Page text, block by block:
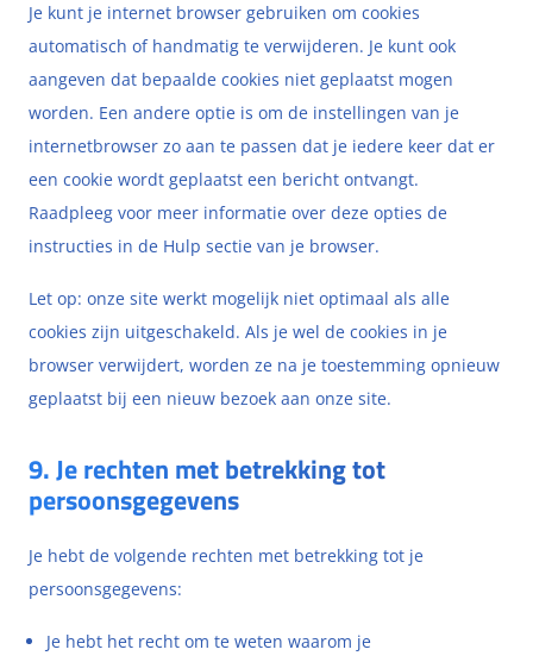
Je kunt je internet browser gebruiken om cookies
automatisch of handmatig te verwijderen. Je kunt ook
aangeven dat bepaalde cookies niet geplaatst mogen
worden. Een andere optie is om de instellingen van je
internetbrowser zo aan te passen dat je iedere keer dat er
een cookie wordt geplaatst een bericht ontvangt.
Raadpleeg voor meer informatie over deze opties de
instructies in de Hulp sectie van je browser.
Let op: onze site werkt mogelijk niet optimaal als alle
cookies zijn uitgeschakeld. Als je wel de cookies in je
browser verwijdert, worden ze na je toestemming opnieuw
geplaatst bij een nieuw bezoek aan onze site.
9. Je rechten met betrekking tot
persoonsgegevens
Je hebt de volgende rechten met betrekking tot je
persoonsgegevens:
Je hebt het recht om te weten waarom je